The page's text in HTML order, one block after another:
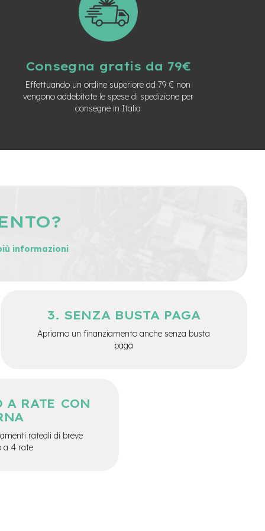
Consegna gratis da 79€
Effettuando un ordine superiore ad 79 € non
vengono addebitate le spese di spedizione per
consegne in Italia
informazioni
SENZA BUSTA PAGA
Apriamo un finanziamento anche senza busta
paga
A RATE CON
rateali di breve
a 4 rate